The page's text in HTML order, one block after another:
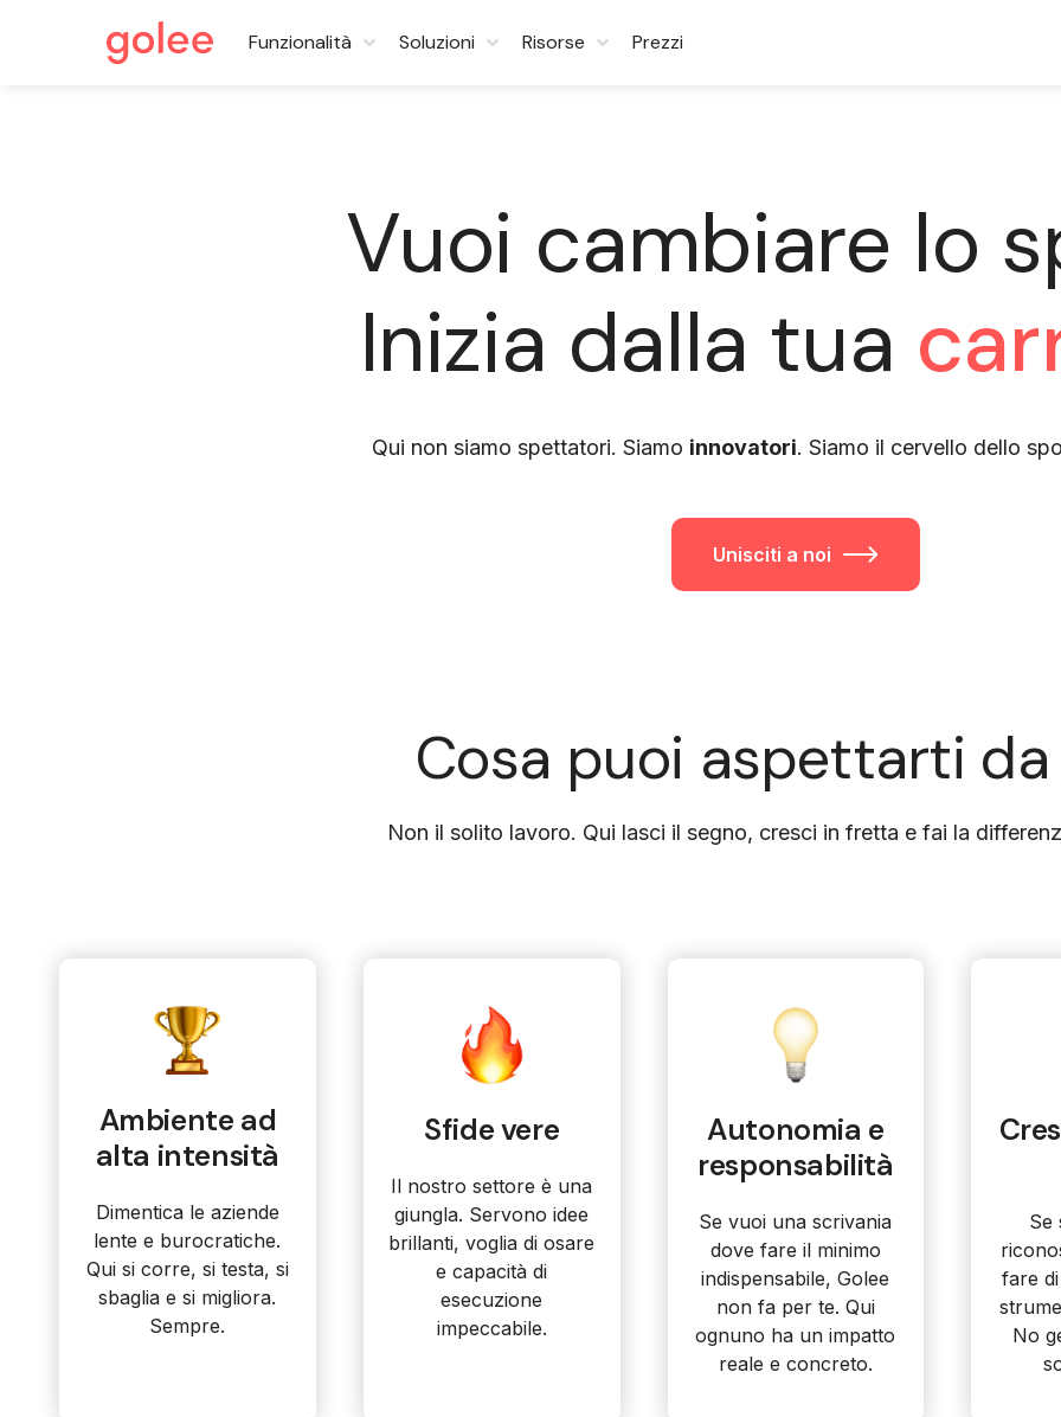
Funzionalità Soluzioni Risorse Prezzi
Vuoi cambiare lo
Inizia dalla tua
Qui non siamo spettatori. Siamo innovatori. Siamo il cervello dello
Unisciti a noi
Cosa puoi aspettarti da
Non il solito lavoro. Qui lasci il segno, cresci in fretta e fai la
Ambiente ad
alta intensità
Dimentica le aziende
lente e burocratiche.
Qui si corre, si testa, si
sbaglia e si migliora.
Sempre.
Sfide vere
Il nostro settore è una
giungla. Servono idee
brillanti, voglia di osare
e capacità di
esecuzione
impeccabile.
Autonomia e
responsabilità
Se vuoi una scrivania
dove fare il minimo
indispensabile, Golee
non fa per te. Qui
ognuno ha un impatto
reale e concreto.
Se
fare
No